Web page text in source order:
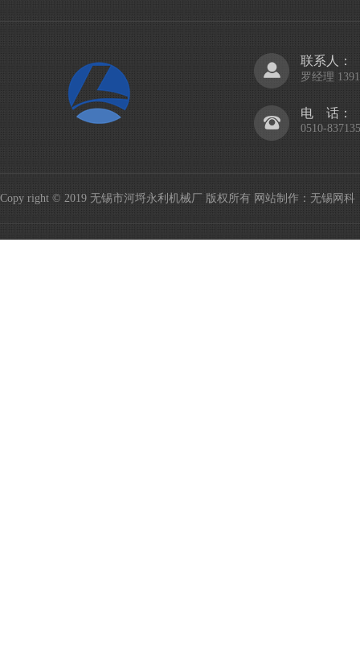
联系人：
罗经理
电 话：
0510-
Copy right © 2019 无锡市河埒永利机械厂 版权所有 网站制作 ： 无锡网科